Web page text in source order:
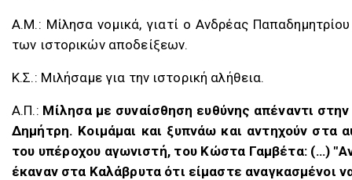
A.M.: Μίλησα νομικά, γιατί ο Ανδρέας
των ιστορικών αποδείξεων.
Κ.Σ.: Μιλήσαμε για την ιστορική αλήθεια.
Α.Π.: Μίλησα με συναίσθηση ευθύνης απέναντι στην
Δημήτρη. Κοιμάμαι και ξυπνάω και αντηχούν στα
του υπέροχου αγωνιστή, του Κώστα Γαμβέτα: (…)
έκαναν στα Καλάβρυτα ότι είμαστε αναγκασμένοι